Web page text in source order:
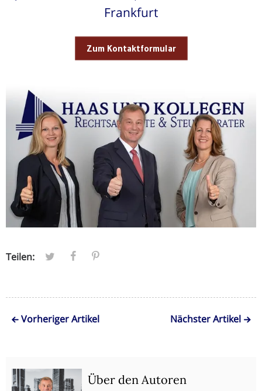
Frankfurt
Zum Kontaktformular
Teilen:
Vorheriger Artikel Nächster Artikel
Über den Autoren